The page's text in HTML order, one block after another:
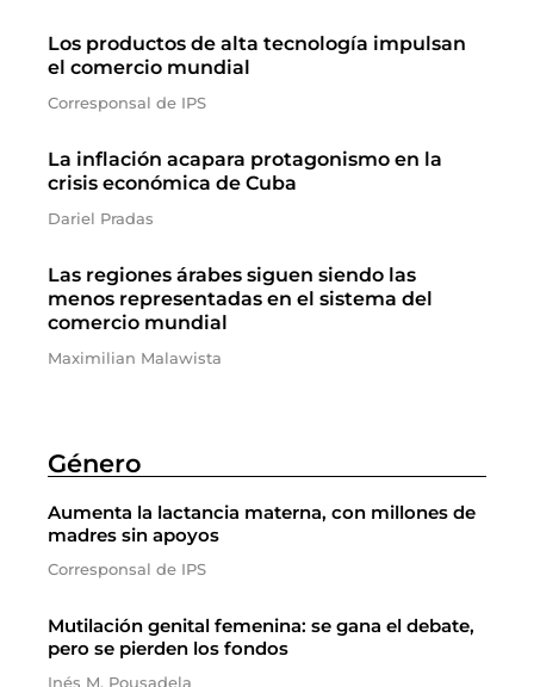
Los productos de alta tecnología impulsan
el comercio mundial
Corresponsal de IPS
La inflación acapara protagonismo en la
crisis económica de Cuba
Dariel Pradas
Las regiones árabes siguen siendo las
menos representadas en el sistema del
comercio mundial
Maximilian Malawista
Género
Aumenta la lactancia materna, con millones de
madres sin apoyos
Corresponsal de IPS
Mutilación genital femenina: se gana el debate,
pero se pierden los fondos
Inés M. Pousadela